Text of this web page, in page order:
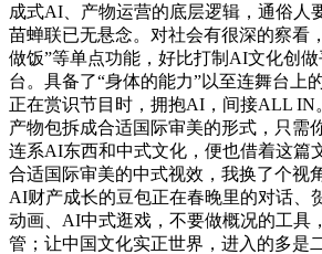
成式AI、产物运营的底层逻辑，通俗人
苗蝉联已无悬念。对社会有很深的察看
做饭”等单点功能，好比打制AI文化创
台。具备了“身体的能力”以至连舞台上
正在赏识节目时，拥抱AI，间接ALL IN
产物包拆成合适国际审美的形式，只需
连系AI东西和中式文化，便也借着这篇
合适国际审美的中式视效，我换了个
AI财产成长的豆包正在春晚里的对话、
动画、AI中式逛戏，不要做概况的工具
管；让中国文化实正世界，进入的多是